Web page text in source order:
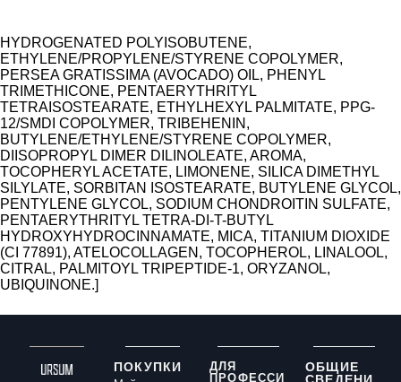
HYDROGENATED POLYISOBUTENE,
ETHYLENE/PROPYLENE/STYRENE COPOLYMER,
PERSEA GRATISSIMA (AVOCADO) OIL, PHENYL
TRIMETHICONE, PENTAERYTHRITYL
TETRAISOSTEARATE, ETHYLHEXYL PALMITATE, PPG-
12/SMDI COPOLYMER, TRIBEHENIN,
BUTYLENE/ETHYLENE/STYRENE COPOLYMER,
DIISOPROPYL DIMER DILINOLEATE, AROMA,
TOCOPHERYL ACETATE, LIMONENE, SILICA DIMETHYL
SILYLATE, SORBITAN ISOSTEARATE, BUTYLENE GLYCOL,
PENTYLENE GLYCOL, SODIUM CHONDROITIN SULFATE,
PENTAERYTHRITYL TETRA-DI-T-BUTYL
HYDROXYHYDROCINNAMATE, MICA, TITANIUM DIOXIDE
(CI 77891), ATELOCOLLAGEN, TOCOPHEROL, LINALOOL,
CITRAL, PALMITOYL TRIPEPTIDE-1, ORYZANOL,
UBIQUINONE.]
ПОКУПКИ
ДЛЯ
ПРОФЕССИ
ОБЩИЕ